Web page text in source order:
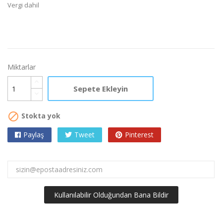
Vergi dahil
Miktarlar
Sepete Ekleyin
 Stokta yok
Paylaş Tweet Pinterest
Kullanılabilir Olduğundan Bana Bildir